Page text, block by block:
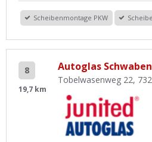
Scheibenmontage PKW
8
19,7 km
Autoglas Schwaben
Tobelwasenweg 22,